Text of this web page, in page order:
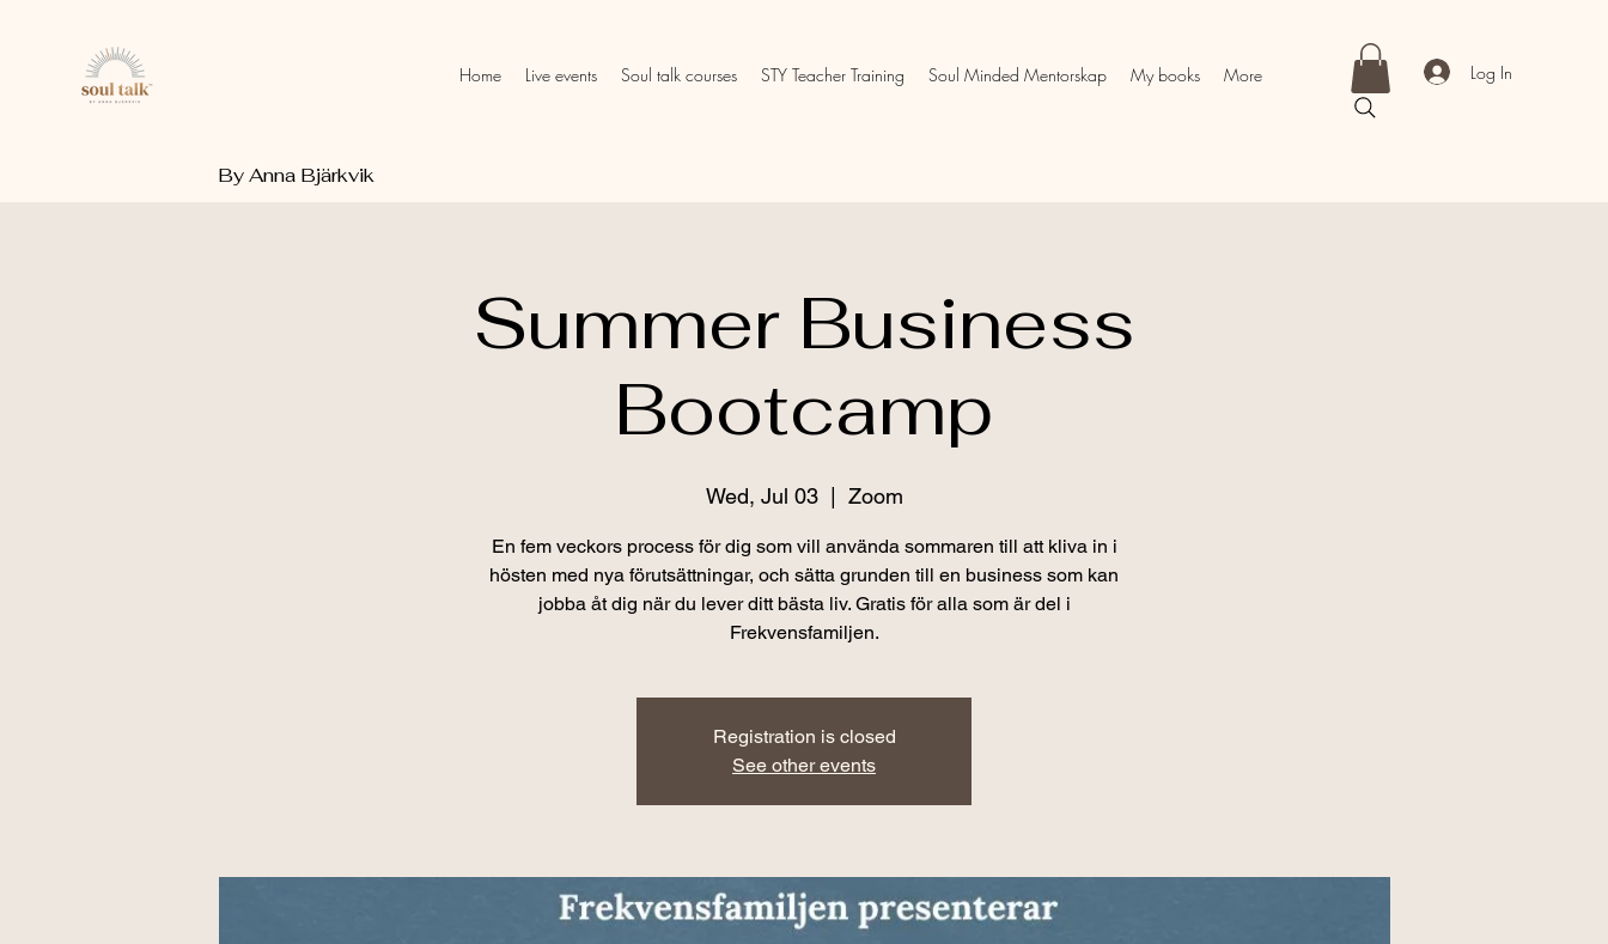
Home Live events Soul talk courses STY Teacher Training Soul Minded Mentorskap My books More Log In
By Anna Bjärkvik
Summer Business
Bootcamp
Wed, Jul 03
  |
Zoom
En fem veckors process för dig som vill använda sommaren till att kliva in i
hösten med nya förutsättningar, och sätta grunden till en business som kan
jobba åt dig när du lever ditt bästa liv. Gratis för alla som är del i
Frekvensfamiljen.
Registration is closed
See other events